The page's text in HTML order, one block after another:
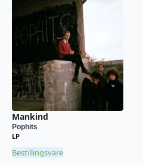
Mankind
Pophits
LP
Bestillingsvare